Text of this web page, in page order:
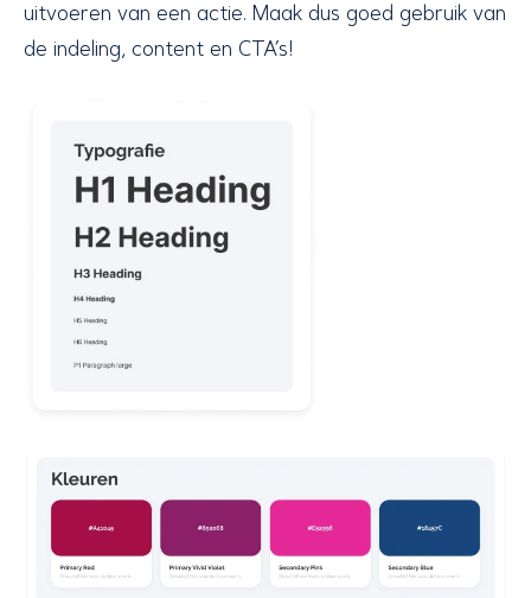
uitvoeren van een actie. Maak dus goed gebruik van
de indeling, content en CTA’s!